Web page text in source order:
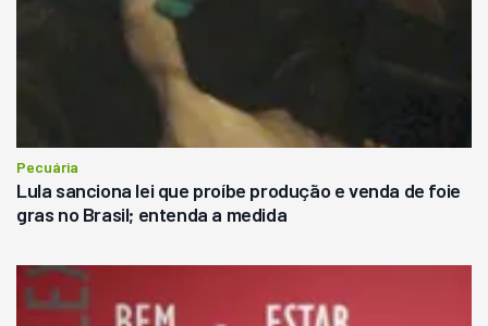
Pecuária
Lula sanciona lei que proíbe produção e venda de foie
gras no Brasil; entenda a medida